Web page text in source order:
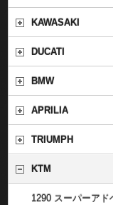
KAWASAKI
DUCATI
BMW
APRILIA
TRIUMPH
KTM
1290 スーパーア